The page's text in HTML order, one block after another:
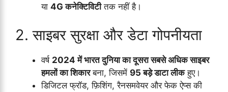
या 4G कनेक्टिविटीतक नहीं है।
2. साइबर सुरक्षा और डेटा गोपनीयता
वर्ष 2024 में भारत दुनिया का दूसरा सबसे अधिक साइबर
हमलों का शिकारबना, जिसमें 95 बड़े डाटा लीकहुए।
डिजिटल फ्रॉड, फ़िशिंग, रैनसमवेयर और फेक ऐप्स की